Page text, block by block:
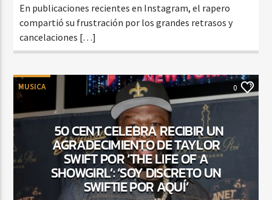
En publicaciones recientes en Instagram, el rapero
compartió su frustración por los grandes retrasos y
cancelaciones […]
MUSICA 0
50 CENT CELEBRA RECIBIR UN
AGRADECIMIENTO DE TAYLOR
SWIFT POR ‘THE LIFE OF A
SHOWGIRL’: ‘SOY DISCRETO UN
SWIFTIE POR AQUÍ’